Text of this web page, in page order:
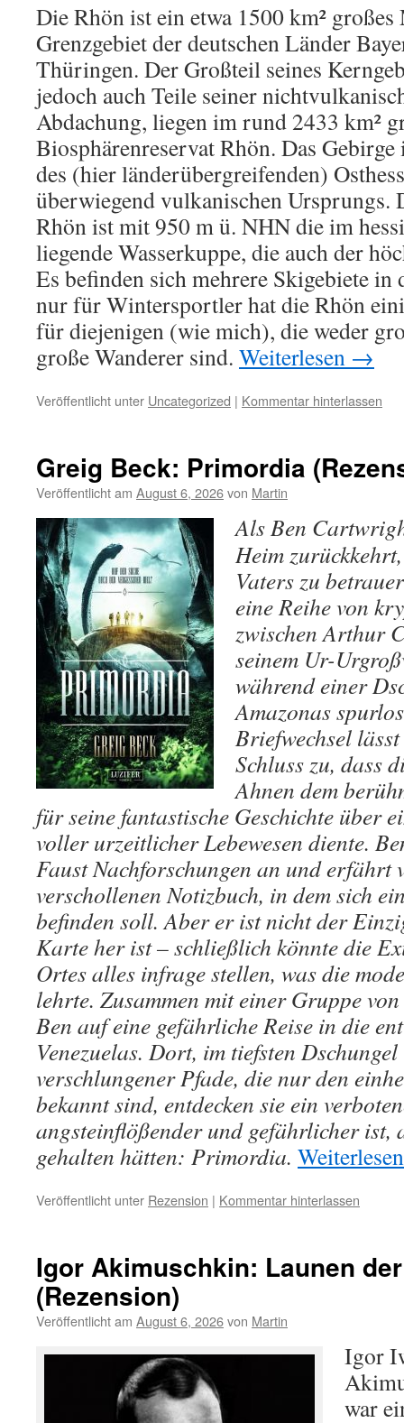
Die Rhön ist ein etwa 1500 km²
Grenzgebiet der deutschen Länder
Thüringen. Der Großteil seines
jedoch auch Teile seiner
Abdachung, liegen im rund 2433 km²
Biosphärenreservat Rhön. Das Gebirge
des (hier länderübergreifenden)
überwiegend vulkanischen Ursprungs.
Rhön ist mit 950 m ü. NHN die im
liegende Wasserkuppe, die auch der
Es befinden sich mehrere Skigebiete
nur für Wintersportler hat die Rhön
für diejenigen (wie mich), die weder
große Wanderer sind. Weiterlesen →
Veröffentlicht unter Uncategorized | Kommentar hinterlassen
Greig Beck: Primordia
Veröffentlicht am August 6, 2026von Martin
Als Ben
Heim
Vaters zu
eine Reihe von
zwischen Arthur
seinem Ur-
während einer
Amazonas
Briefwechsel
Schluss zu, dass
Ahnen dem
für seine fantastische Geschichte über
voller urzeitlicher Lebewesen diente.
Faust Nachforschungen an und erfährt
verschollenen Notizbuch, in dem sich
befinden soll. Aber er ist nicht der
Karte her ist – schließlich könnte die
Ortes alles infrage stellen, was die
lehrte. Zusammen mit einer Gruppe
Ben auf eine gefährliche Reise in die
Venezuelas. Dort, im tiefsten
verschlungener Pfade, die nur den
bekannt sind, entdecken sie ein
angsteinflößender und gefährlicher ist,
gehalten hätten: Primordia.
Veröffentlicht unter Rezension | Kommentar hinterlassen
Igor Akimuschkin: Launen
(Rezension)
Veröffentlicht am August 6, 2026von Martin
Igor
war